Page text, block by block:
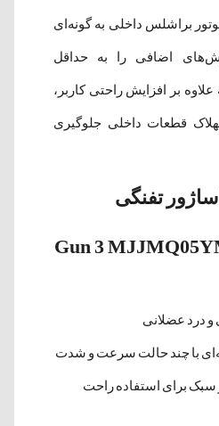
براشلس داخلی به گونه‌ای
اضافی را به حداقل
بر افزایش راحتی کاربر،
قطعات داخلی جلوگیری
تفنگی
درد عضلانی
با چند حالت سرعت و شدت
برای استفاده راحت